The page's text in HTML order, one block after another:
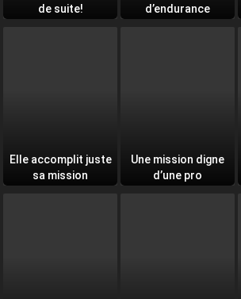
de suite!
d’endurance
Elle accomplit juste
sa mission
Une mission digne
d’une pro